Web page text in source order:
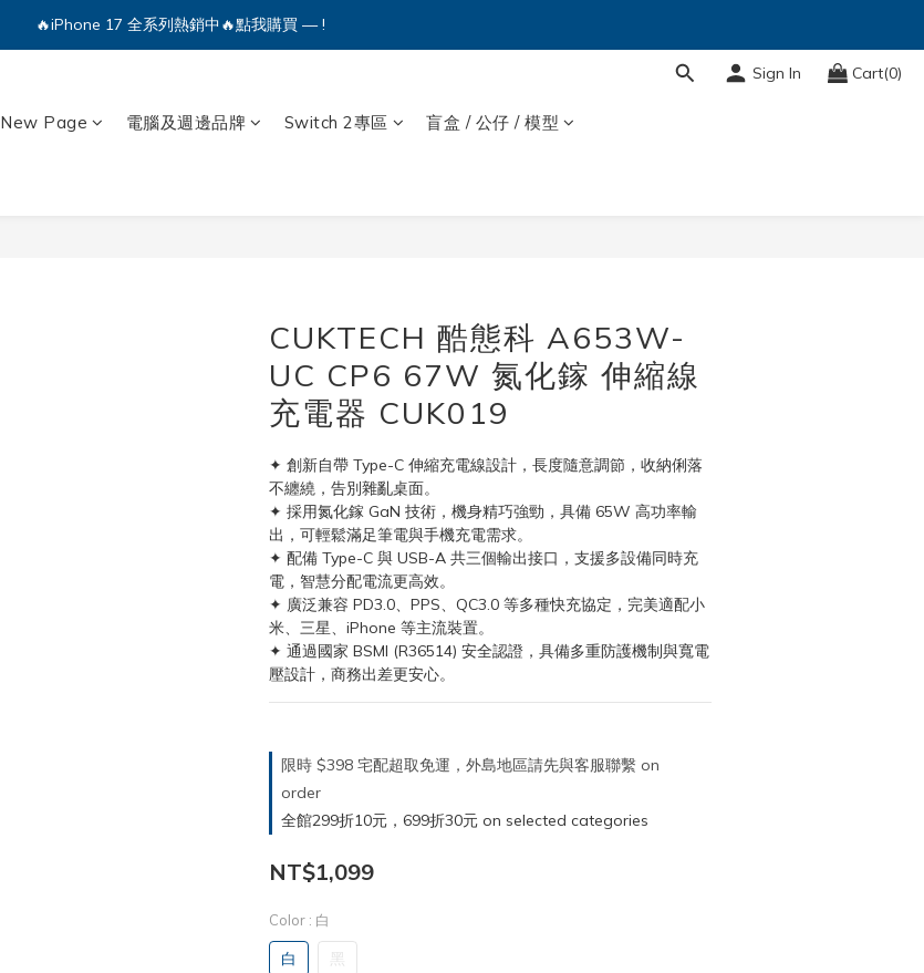
🔥iPhone 17 全系列熱銷中🔥點我購買 — !
💕加入Q哥 Line 新好友領優惠券！🎫
Sign In Cart(0)
New Page 電腦及週邊品牌 Switch 2專區 盲盒 / 公仔 / 模型
CUKTECH 酷態科 A653W-
UC CP6 67W 氮化鎵 伸縮線
充電器 CUK019
✦ 創新自帶 Type-C 伸縮充電線設計，長度隨意調節，收納俐落
不纏繞，告別雜亂桌面。
✦ 採用氮化鎵 GaN 技術，機身精巧強勁，具備 65W 高功率輸
出，可輕鬆滿足筆電與手機充電需求。
✦ 配備 Type-C 與 USB-A 共三個輸出接口，支援多設備同時充
電，智慧分配電流更高效。
✦ 廣泛兼容 PD3.0、PPS、QC3.0 等多種快充協定，完美適配小
米、三星、iPhone 等主流裝置。
✦ 通過國家 BSMI (R36514) 安全認證，具備多重防護機制與寬電
壓設計，商務出差更安心。
限時 $398 宅配超取免運，外島地區請先與客服聯繫 on
order
全館299折10元，699折30元 on selected categories
NT$1,099
Color : 白
白 黑